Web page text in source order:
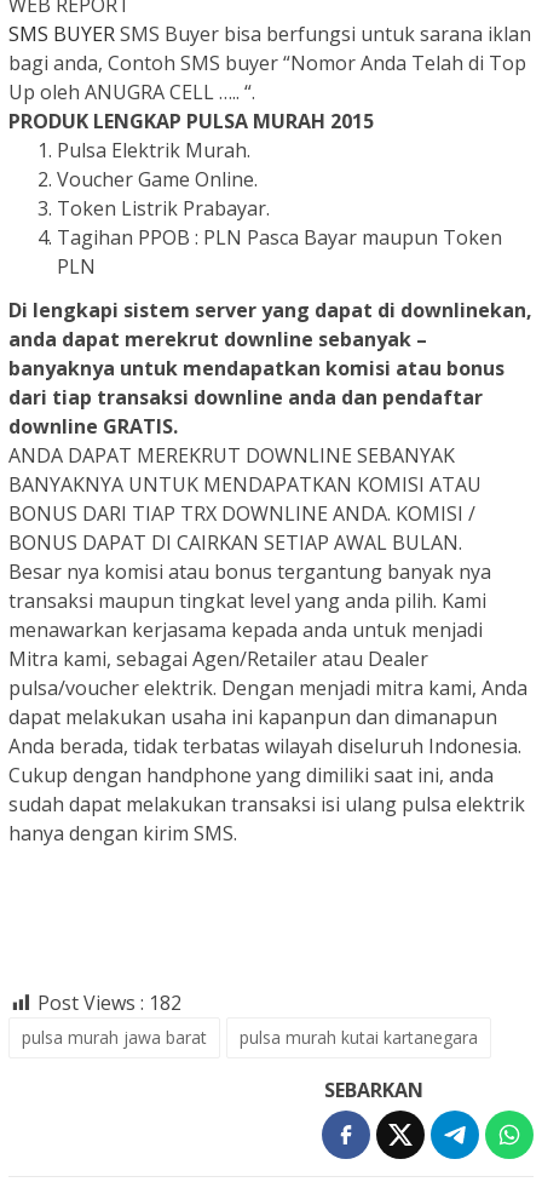
WEB REPORT
SMS BUYERSMS Buyer bisa berfungsi untuk sarana iklan
bagi anda, Contoh SMS buyer “Nomor Anda Telah di Top
Up oleh ANUGRA CELL ….. “.
PRODUK LENGKAP PULSA MURAH 2015
Pulsa Elektrik Murah.
Voucher Game Online.
Token Listrik Prabayar.
Tagihan PPOB : PLN Pasca Bayar maupun Token
PLN
Di lengkapi sistem server yang dapat di downlinekan,
anda dapat merekrut downline sebanyak –
banyaknya untuk mendapatkan komisi atau bonus
dari tiap transaksi downline anda dan pendaftar
downline GRATIS.
ANDA DAPAT MEREKRUT DOWNLINE SEBANYAK
BANYAKNYA UNTUK MENDAPATKAN KOMISI ATAU
BONUS DARI TIAP TRX DOWNLINE ANDA. KOMISI /
BONUS DAPAT DI CAIRKAN SETIAP AWAL BULAN.
Besar nya komisi atau bonus tergantung banyak nya
transaksi maupun tingkat level yang anda pilih. Kami
menawarkan kerjasama kepada anda untuk menjadi
Mitra kami, sebagai Agen/Retailer atau Dealer
pulsa/voucher elektrik. Dengan menjadi mitra kami, Anda
dapat melakukan usaha ini kapanpun dan dimanapun
Anda berada, tidak terbatas wilayah diseluruh Indonesia.
Cukup dengan handphone yang dimiliki saat ini, anda
sudah dapat melakukan transaksi isi ulang pulsa elektrik
hanya dengan kirim SMS.
Post Views : 182
pulsa murah jawa barat pulsa murah kutai kartanegara
SEBARKAN